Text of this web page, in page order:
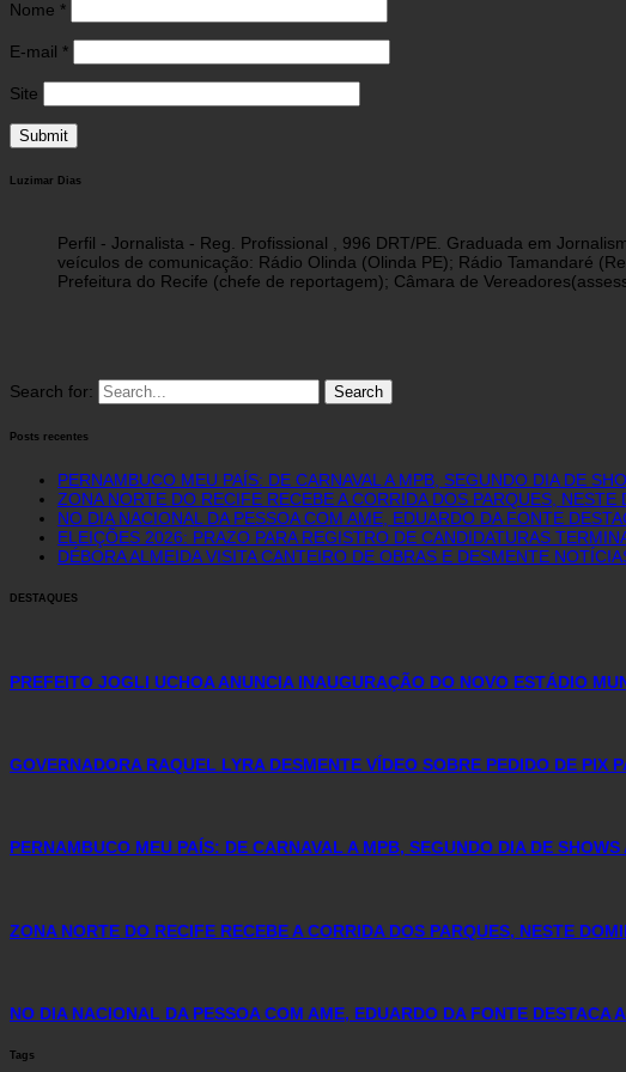
Nome *
E-mail *
Site
Luzimar Dias
Perfil - Jornalista - Reg. Profissional , 996 DRT/PE. Graduada em
veículos de comunicação: Rádio Olinda (Olinda PE); Rádio Tamandaré
Prefeitura do Recife (chefe de reportagem); Câmara de
Search for:
Posts recentes
PERNAMBUCO MEU PAÍS: DE CARNAVAL A MPB, SEGUNDO DIA DE
ZONA NORTE DO RECIFE RECEBE A CORRIDA DOS PARQUES, NESTE
NO DIA NACIONAL DA PESSOA COM AME, EDUARDO DA FONTE
ELEIÇÕES 2026: PRAZO PARA REGISTRO DE CANDIDATURAS
DÉBORA ALMEIDA VISITA CANTEIRO DE OBRAS E DESMENTE
DESTAQUES
PREFEITO JOGLI UCHOA ANUNCIA INAUGURAÇÃO DO NOVO ESTÁDIO
GOVERNADORA RAQUEL LYRA DESMENTE VÍDEO SOBRE PEDIDO DE PIX
PERNAMBUCO MEU PAÍS: DE CARNAVAL A MPB, SEGUNDO DIA DE
ZONA NORTE DO RECIFE RECEBE A CORRIDA DOS PARQUES, NESTE
NO DIA NACIONAL DA PESSOA COM AME, EDUARDO DA FONTE DESTACA
Tags